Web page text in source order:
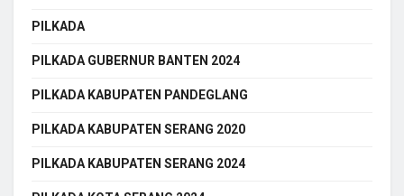
PILKADA
PILKADA GUBERNUR BANTEN 2024
PILKADA KABUPATEN PANDEGLANG
PILKADA KABUPATEN SERANG 2020
PILKADA KABUPATEN SERANG 2024